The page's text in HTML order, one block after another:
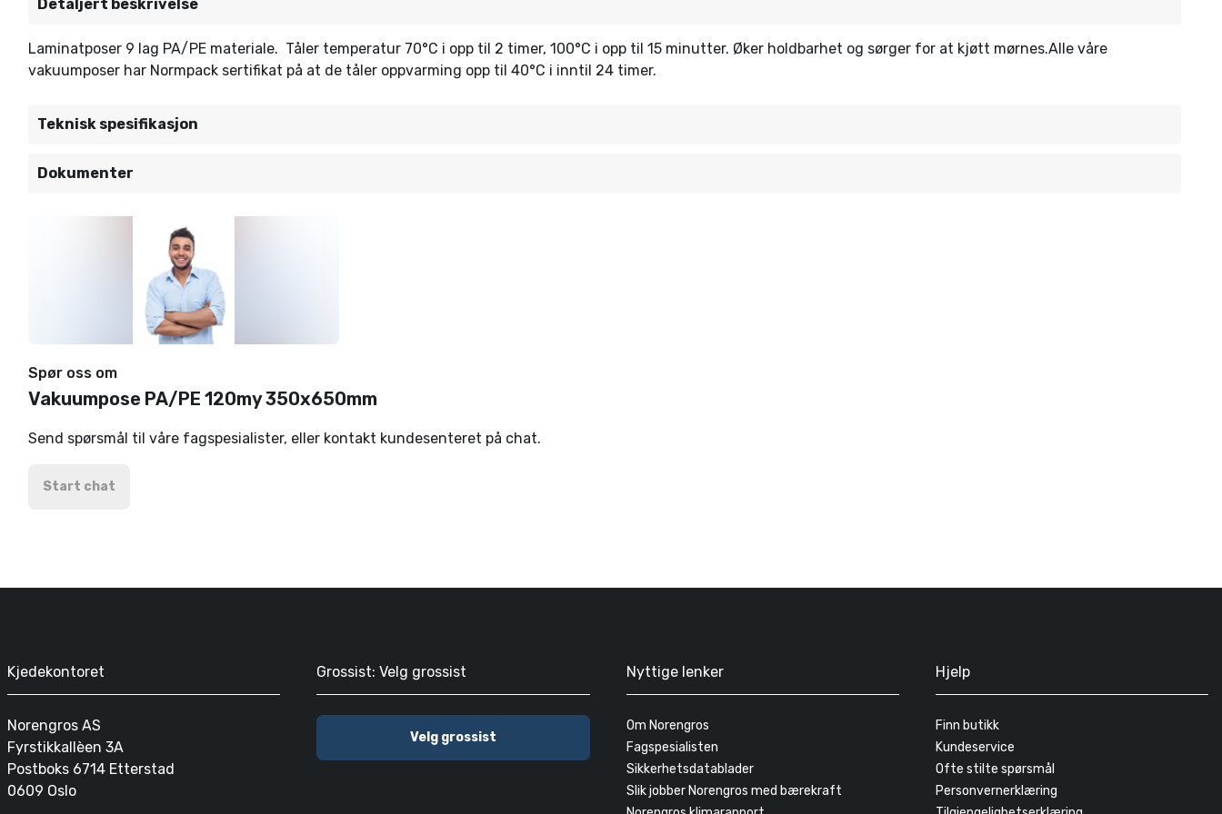
Detaljert beskrivelse
Laminatposer 9 lag PA/PE materiale. Tåler temperatur 70°C i opp til 2 timer, 100°C i opp til 15 minutter. Øker holdbarhet og sørger for at kjøtt mørnes.Alle våre
vakuumposer har Normpack sertifikat på at de tåler oppvarming opp til 40°C i inntil 24 timer.
Teknisk spesifikasjon
Dokumenter
Spør oss om
Vakuumpose PA/PE 120my 350x650mm
Send spørsmål til våre fagspesialister, eller kontakt kundesenteret på chat.
Start chat
Kjedekontoret
Norengros AS
Fyrstikkallèen 3A
Postboks 6714 Etterstad
0609 Oslo
Grossist: Velg grossist
Velg grossist
Nyttige lenker
Om Norengros
Fagspesialisten
Sikkerhetsdatablader
Slik jobber Norengros med bærekraft
Hjelp
Finn butikk
Kundeservice
Ofte stilte spørsmål
Personvernerklæring